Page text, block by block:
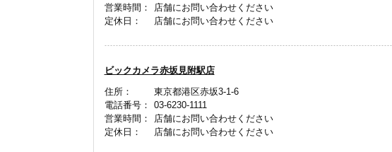
営業時間：
店舗にお問い合わせください
定休日：
店舗にお問い合わせください
ビックカメラ赤坂見附駅店
住所：
東京都港区赤坂3-1-6
電話番号：
03-6230-1111
営業時間：
店舗にお問い合わせください
定休日：
店舗にお問い合わせください